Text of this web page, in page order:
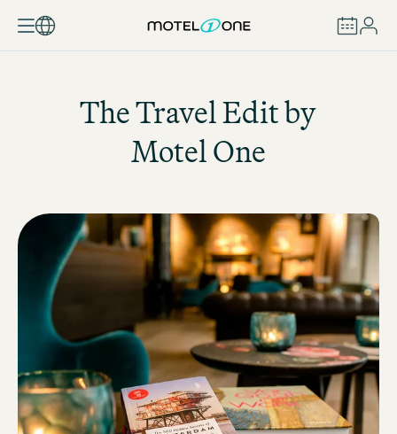
The Travel Edit by
Motel One